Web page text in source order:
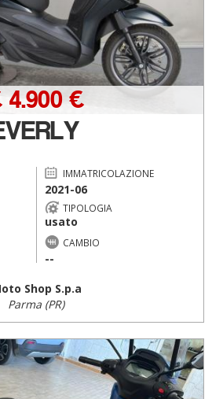
4.900 €
IMMATRICOLAZIONE
2021-06
TIPOLOGIA
usato
CAMBIO
--
Shop S.p.a
Parma (PR)